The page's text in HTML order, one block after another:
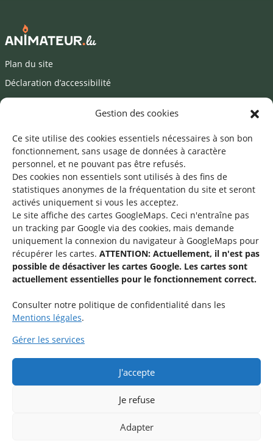
Gestion des cookies
Ce site utilise des cookies essentiels nécessaires à son bon
fonctionnement, sans usage de données à caractère
personnel, et ne pouvant pas être refusés.
Des cookies non essentiels sont utilisés à des fins de
statistiques anonymes de la fréquentation du site et seront
activés uniquement si vous les acceptez.
Le site affiche des cartes GoogleMaps. Ceci n'entraîne pas
un tracking par Google via des cookies, mais demande
uniquement la connexion du navigateur à GoogleMaps pour
récupérer les cartes. ATTENTION: Actuellement, il n'est pas
possible de désactiver les cartes Google. Les cartes sont
actuellement essentielles pour le fonctionnement correct.
Consulter notre politique de confidentialité dans les
Mentions légales.
Gérer les services
J'accepte
Je refuse
Adapter
Plan du site
Déclaration d’accessibilité
Mentions légales
Une offre du
Service national de la jeunesse
48-50 rue Charles Martel
Rejoignez le groupe « Aide-Animateur / Animateur / Aide-